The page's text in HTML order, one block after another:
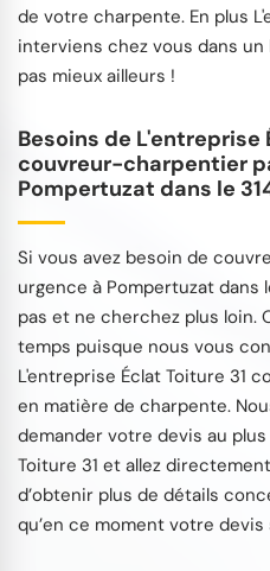
de votre charpente. En plus
interviens chez vous dans
pas mieux ailleurs !
Besoins de L'entreprise
couvreur-charpentier
Pompertuzat dans le
Si vous avez besoin de
urgence à Pompertuzat dans
pas et ne cherchez plus loin.
temps puisque nous vous
L'entreprise Éclat Toiture 31
en matière de charpente.
demander votre devis au
Toiture 31 et allez
d’obtenir plus de détails
qu’en ce moment votre